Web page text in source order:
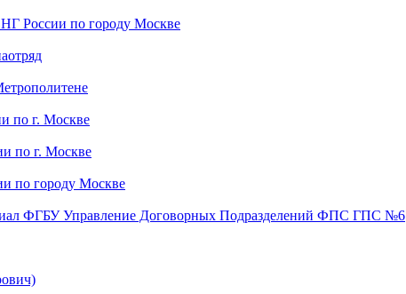
по городу Москве
по г. Москве
по г. Москве
по городу Москве
ФГБУ Управление Договорных Подразделений ФПС ГПС №6